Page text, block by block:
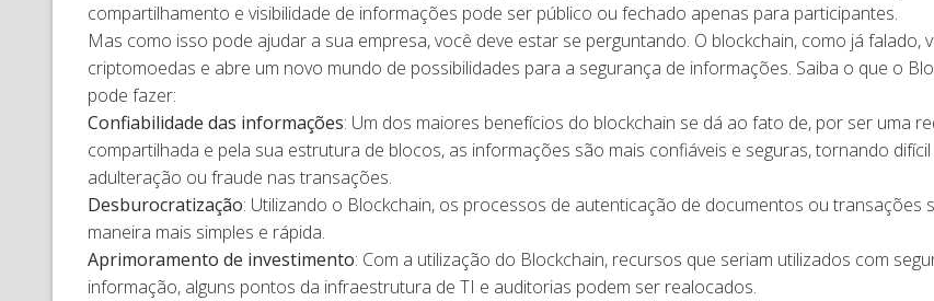
compartilhamento e visibilidade de informações pode ser público ou fechado apenas para participantes.
Mas como isso pode ajudar a sua empresa, você deve estar se perguntando. O blockchain, como já falado,
criptomoedas e abre um novo mundo de possibilidades para a segurança de informações. Saiba o que o
pode fazer:
Confiabilidade das informações: Um dos maiores benefícios do blockchain se dá ao fato de, por ser uma
compartilhada e pela sua estrutura de blocos, as informações são mais confiáveis e seguras, tornando difícil
adulteração ou fraude nas transações.
Desburocratização: Utilizando o Blockchain, os processos de autenticação de documentos ou transações
maneira mais simples e rápida.
Aprimoramento de investimento: Com a utilização do Blockchain, recursos que seriam utilizados com
informação, alguns pontos da infraestrutura de TI e auditorias podem ser realocados.